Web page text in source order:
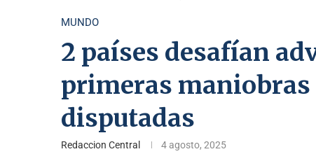
MUNDO
2 países desafían
primeras maniobras
disputadas
Redaccion Central 4 agosto, 2025